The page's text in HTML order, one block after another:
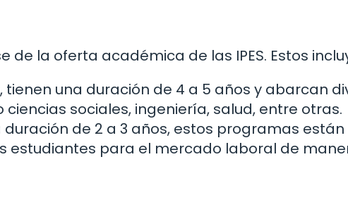
la oferta académica de las IPES. Estos
tienen una duración de 4 a 5 años y abarcan
sociales, ingeniería, salud, entre otras.
duración de 2 a 3 años, estos programas están
estudiantes para el mercado laboral de